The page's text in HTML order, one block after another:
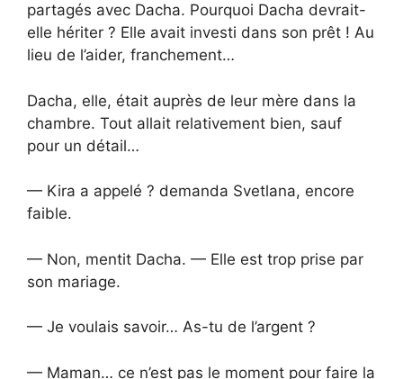
partagés avec Dacha. Pourquoi Dacha devrait-
elle hériter ? Elle avait investi dans son prêt ! Au
lieu de l’aider, franchement…
Dacha, elle, était auprès de leur mère dans la
chambre. Tout allait relativement bien, sauf
pour un détail…
— Kira a appelé ? demanda Svetlana, encore
faible.
— Non, mentit Dacha. — Elle est trop prise par
son mariage.
— Je voulais savoir… As-tu de l’argent ?
— Maman… ce n’est pas le moment pour faire la